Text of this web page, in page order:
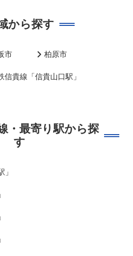
から探す
市 柏原市
信貴線「信貴山口駅」
・最寄り駅から探
す